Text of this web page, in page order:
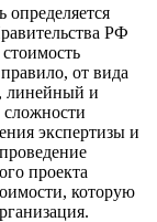
определяется
РФ
от вида
линейный и
экспертизы и
проекта
которую